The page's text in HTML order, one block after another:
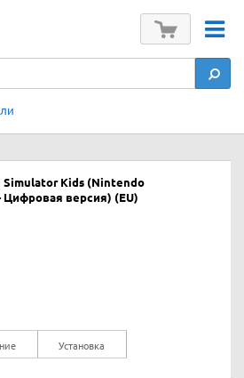
Simulator Kids (Nintendo
Цифровая версия) (EU)
Установка